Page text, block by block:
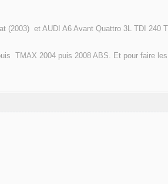
(2003) et AUDI A6 Avant Quattro 3L TDI 240
TMAX 2004 puis 2008 ABS. Et pour faire les